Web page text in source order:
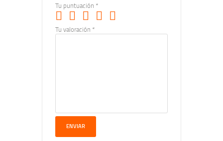
Tu puntuación *
Tu valoración *